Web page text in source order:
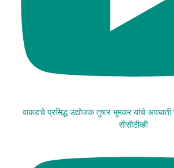
वाकडचे प्रसिद्ध उद्योजक तुषार भूमकर यांचे अपघाती
सीसीटीव्ही